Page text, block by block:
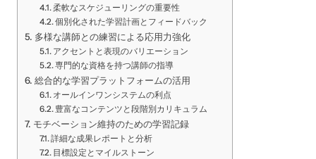
柔軟なスケジューリングの重要性
個別化された学習計画とフィードバック
多様な講師との練習による応用力強化
アクセントと表現のバリエーション
専門的な資格を持つ講師の指導
総合的な学習プラットフォームの活用
オールインワンシステムの利点
豊富なコンテンツと段階別カリキュラム
モチベーション維持のための学習記録
詳細な成果レポートと分析
目標設定とマイルストーン